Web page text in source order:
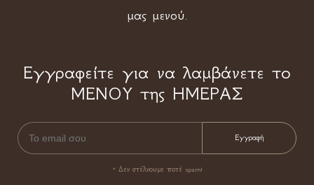
μας μενού.
Εγγραφείτε για να λαμβάνετε το
ΜΕΝΟΥ της ΗΜΕΡΑΣ
* Δεν στέλνουμε ποτέ spam!